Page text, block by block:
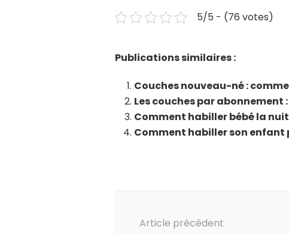
5/5 - (76 votes)
Publications similaires :
Couches nouveau-né :
Les couches par abonnement
Comment habiller bébé la
Comment habiller son enfant
Article précédent